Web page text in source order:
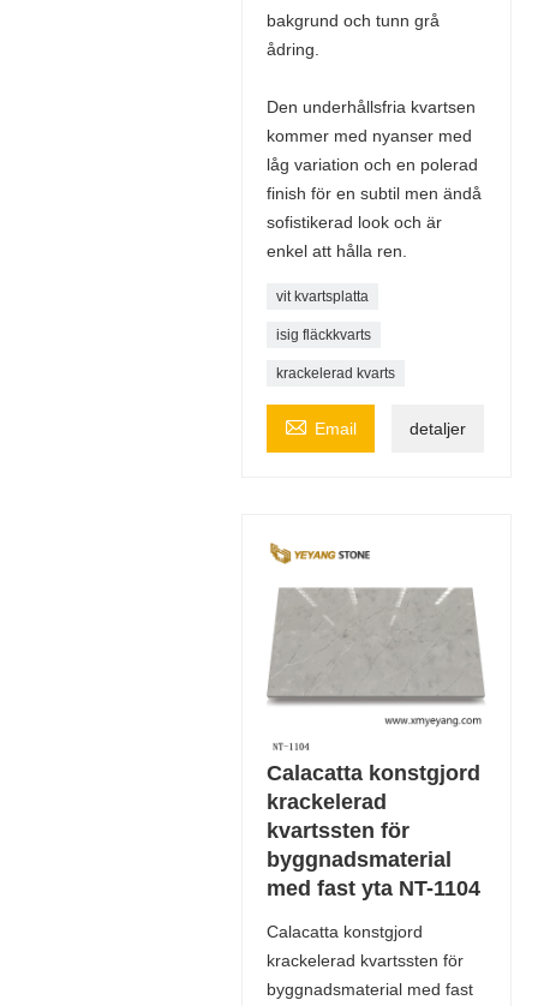
bakgrund och tunn grå
ådring.
Den underhållsfria kvartsen
kommer med nyanser med
låg variation och en polerad
finish för en subtil men ändå
sofistikerad look och är
enkel att hålla ren.
vit kvartsplatta
isig fläckkvarts
krackelerad kvarts
 Email detaljer
Calacatta konstgjord
krackelerad
kvartssten för
byggnadsmaterial
med fast yta NT-1104
Calacatta konstgjord
krackelerad kvartssten för
byggnadsmaterial med fast